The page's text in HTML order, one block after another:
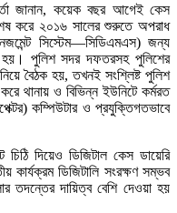
জানান, কয়েক বছর আগেই কেস
করে ২০১৬ সালের শুরুতে অপরাধ
সিস্টেম—সিডিএমএস) জন্য
পুলিশ সদর দফতরসহ পুলিশের
বৈঠক হয়, তখনই সংশ্লিষ্ট পুলিশ
থানায় ও বিভিন্ন ইউনিটে কর্মরত
কম্পিউটার ও প্রযুক্তিগতভাবে
দিয়েও ডিজিটাল কেস ডায়েরি
কার্যক্রম ডিজিটালি সংরক্ষণ সম্ভব
তদন্তের দায়িত্ব বেশি দেওয়া হয়